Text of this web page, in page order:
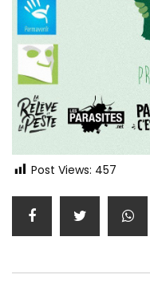
Post Views: 457